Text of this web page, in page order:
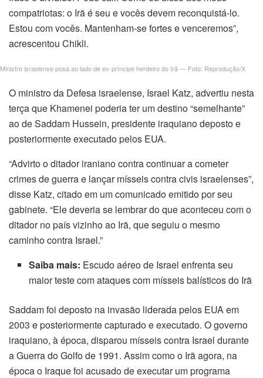
compatriotas: o Irã é seu e vocês devem reconquistá-lo.
Estou com vocês. Mantenham-se fortes e venceremos”,
acrescentou Chikli.
Ministro israelense posa ao lado de ex-príncipe herdeiro do Irã — Foto: Reprodução/X
O ministro da Defesa israelense, Israel Katz, advertiu nesta
terça que Khamenei poderia ter um destino “semelhante”
ao de Saddam Hussein, presidente iraquiano deposto e
posteriormente executado pelos EUA.
“Advirto o ditador iraniano contra continuar a cometer
crimes de guerra e lançar mísseis contra civis israelenses”,
disse Katz, citado em um comunicado emitido por seu
gabinete. “Ele deveria se lembrar do que aconteceu com o
ditador no país vizinho ao Irã, que seguiu o mesmo
caminho contra Israel.”
Saiba mais: Escudo aéreo de Israel enfrenta seu
maior teste com ataques com mísseis balísticos do Irã
Saddam foi deposto na invasão liderada pelos EUA em
2003 e posteriormente capturado e executado. O governo
iraquiano, à época, disparou mísseis contra Israel durante
a Guerra do Golfo de 1991. Assim como o Irã agora, na
época o Iraque foi acusado de executar um programa